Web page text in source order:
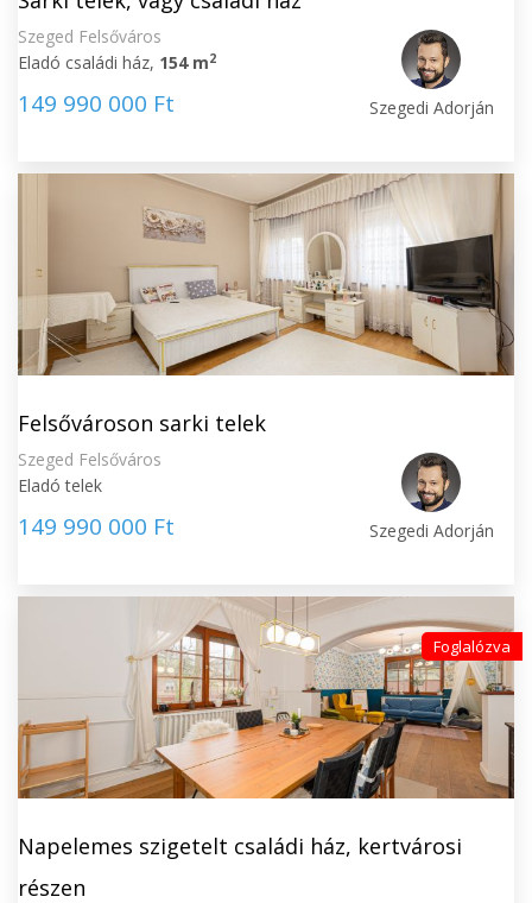
Szeged Felsőváros
Eladó családi ház, 154 m2
149 990 000 Ft Szegedi Adorján
Felsővároson sarki telek
Szeged Felsőváros
Eladó telek
149 990 000 Ft Szegedi Adorján
Foglalózva
Napelemes szigetelt családi ház, kertvárosi
részen